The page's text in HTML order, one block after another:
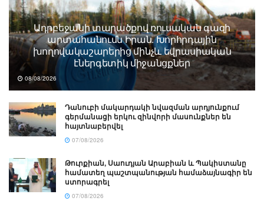
Ադրբեջանի տարածքով ռուսական գազի
արտահանումն Իրան. Խորհրդային
խողովակաշարերից մինչև եվրասիական
էներգետիկ միջանցքներ
08/08/2026
Դանուբի մակարդակի նվազման արդյունքում
գերմանացի երկու զինվորի մասունքներ են
հայտնաբերվել
07/08/2026
Թուրքիան, Սաուդյան Արաբիան և Պակիստանը
համատեղ պաշտպանության համաձայնագիր են
ստորագրել
07/08/2026